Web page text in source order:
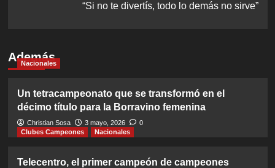
“Si no te divertís, todo lo demás no sirve”
Además
Nacionales
Un tetracampeonato que se transformó en el
décimo título para la Borravino femenina
Christian Sosa 3 mayo, 2026
0
Clubes Campeones
Nacionales
Telecentro, el primer campeón de campeones